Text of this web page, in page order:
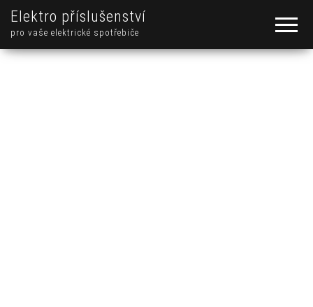
Elektro příslušenství
pro vaše elektrické spotřebiče